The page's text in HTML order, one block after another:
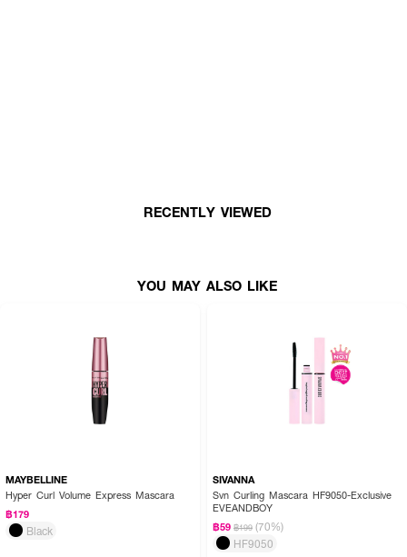
· ด้านขนสั้น ปัดได้ชิดโคนขนตา เหมาะกับขนตาสั้นหรือขนตาที่อยู่ลึก
· ด้านขนยาว ช่วยเกลี่ยและเคลือบเส้นขนตาอย่างสม่ำเสมอ
How to Use :
· ปัด KATE LASH MAXIMIZER HP SECRET เป็นขั้นตอนแรกเพื่อเคลือบและจัด
RECENTLY VIEWED
YOU MAY ALSO LIKE
MAYBELLINE
Hyper Curl Volume Express Mascara
฿179
Black
SIVANNA
Svn Curling Mascara HF9050-Exclusive
EVEANDBOY
฿59 ฿199 (70%)
HF9050